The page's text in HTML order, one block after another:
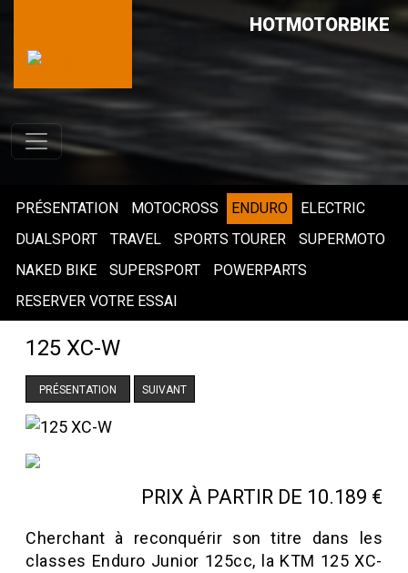
HOTMOTORBIKE
PRÉSENTATION MOTOCROSS ENDURO
ELECTRIC
DUALSPORT
TRAVEL SPORTS TOURER
SUPERMOTO
NAKED BIKE
SUPERSPORT
POWERPARTS
RESERVER VOTRE ESSAI
125 XC-W
PRÉSENTATION SUIVANT
PRIX À PARTIR DE 10.189 €
Cherchant à reconquérir son titre dans les
classes Enduro Junior 125cc, la KTM 125 XC-